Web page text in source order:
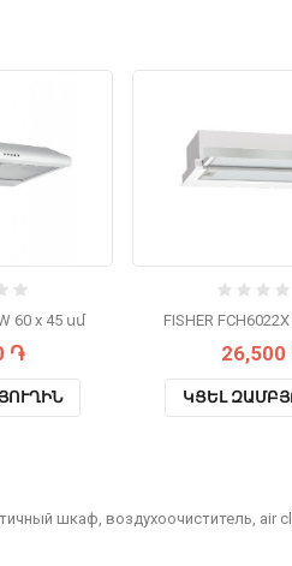
60 x 45 սմ
֏
FISHER
ԿՑԵԼ
шкаф, воздухоочиститель, air